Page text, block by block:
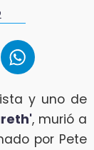
y uno de
, murió a
por Pete